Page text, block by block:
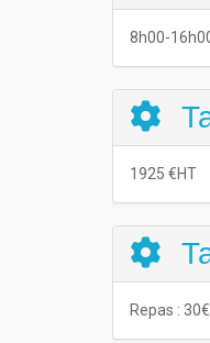
8h00-
1925 €HT
Repas :